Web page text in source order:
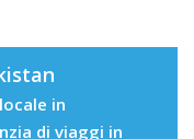
in
di viaggi in